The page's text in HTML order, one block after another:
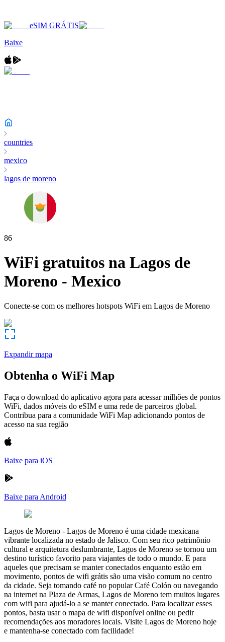
eSIM GRÁTIS
Baixe
countries
mexico
lagos de moreno
86
WiFi gratuitos na Lagos de
Moreno - Mexico
Conecte-se com os melhores hotspots WiFi em Lagos de Moreno
Expandir mapa
Obtenha o WiFi Map
Faça o download do aplicativo agora para acessar milhões de pontos
WiFi, dados móveis do eSIM e uma rede de parceiros global.
Contribua para a comunidade WiFi Map adicionando pontos de
acesso na sua região
Baixe para iOS
Baixe para Android
Lagos de Moreno - Lagos de Moreno é uma cidade mexicana
vibrante localizada no estado de Jalisco. Com seu rico patrimônio
cultural e arquitetura deslumbrante, Lagos de Moreno se tornou um
destino turístico favorito para viajantes de todo o mundo. E para
aqueles que precisam se manter conectados enquanto estão em
movimento, pontos de wifi grátis são uma visão comum no centro
da cidade. Seja tomando café no popular Café Colón ou navegando
na internet na Plaza de Armas, Lagos de Moreno tem muitos lugares
com wifi para ajudá-lo a se manter conectado. Para localizar esses
pontos, basta usar o mapa de wifi disponível online ou pedir
recomendações aos moradores locais. Visite Lagos de Moreno hoje
e mantenha-se conectado com facilidade!